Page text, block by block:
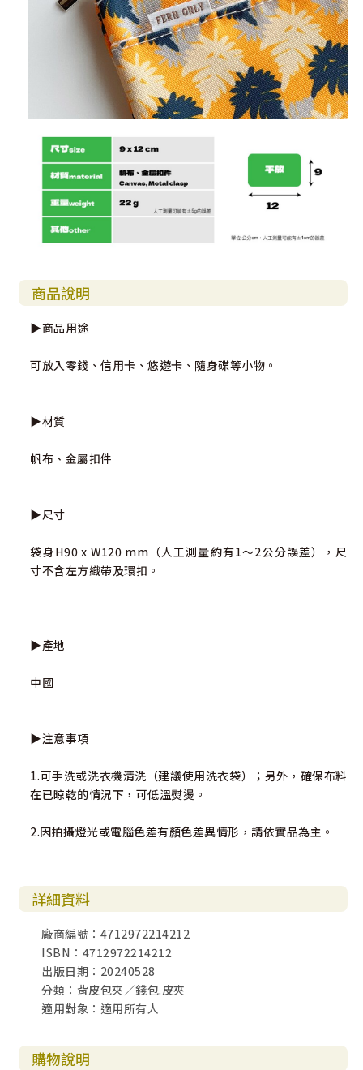
商品說明
▶商品用途
可放入零錢、信用卡、悠遊卡、隨身碟等小物。
▶材質
帆布、金屬扣件
▶尺寸
袋身H90 x W120 mm（人工測量約有1～2公分誤差），尺
寸不含左方織帶及環扣。
▶產地
中國
▶注意事項
1.可手洗或洗衣機清洗（建議使用洗衣袋）；另外，確保布料
在已晾乾的情況下，可低溫熨燙。
2.因拍攝燈光或電腦色差有顏色差異情形，請依實品為主。
詳細資料
廠商編號：4712972214212
ISBN：4712972214212
出版日期：20240528
分類：背皮包夾／錢包.皮夾
適用對象：適用所有人
購物說明